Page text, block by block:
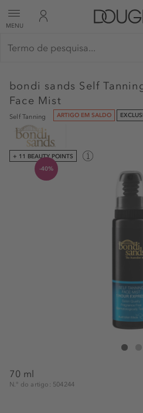
MENU
bondi sands Self
Face Mist
Self Tanning ARTIGO EM SALDO
+ 11 BEAUTY POINTS
-40%
bondi
70 ml
N.° do artigo: 504244